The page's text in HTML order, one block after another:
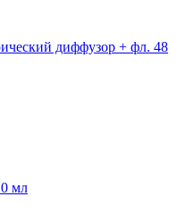
диффузор + фл. 48
мл